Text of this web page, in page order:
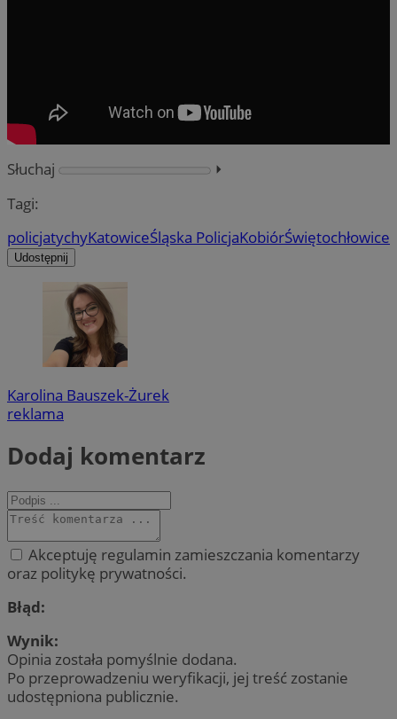
Słuchaj
⏵︎
Tagi:
policjatychyKatowiceŚląska PolicjaKobiórŚwiętochłowice
Udostępnij
Karolina Bauszek-Żurek
reklama
Dodaj komentarz
Akceptuję regulamin zamieszczania komentarzy
oraz politykę prywatności.
Błąd:
Wynik:
Opinia została pomyślnie dodana.
Po przeprowadzeniu weryfikacji, jej treść zostanie
udostępniona publicznie.